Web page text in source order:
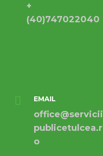
+
(40)747022040
EMAIL
office@servicii
publicetulcea.r
o